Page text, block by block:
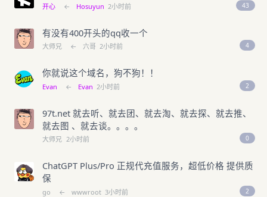
开心 ← Hosuyun 2小时前 43
有没有400开头的qq收一个
大师兄 ← 六哥 2小时前 4
你就说这个域名，狗不狗！！
Evan ← Evan 2小时前 2
97t.net 就去听、就去团、就去淘、就去探、就去推、
就去图 、就去谈。。。。
大师兄 2小时前 0
ChatGPT Plus/Pro 正规代充值服务，超低价格 提供质
保
go ← wwwroot 3小时前 2